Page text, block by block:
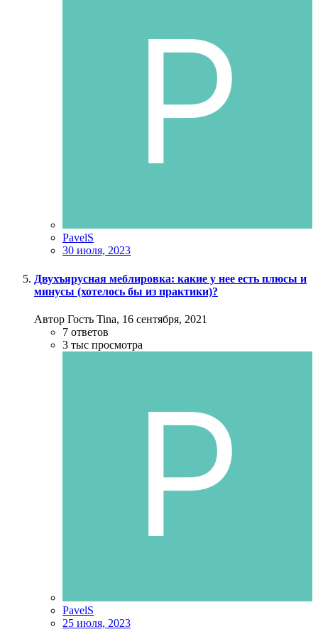
PavelS
30 июля, 2023
Двухъярусная меблировка: какие у нее есть плюсы и
минусы (хотелось бы из практики)?
Автор Гость Tina, 16 сентября, 2021
7 ответов
3 тыс просмотра
PavelS
25 июля, 2023